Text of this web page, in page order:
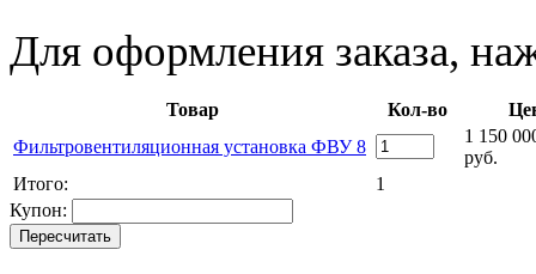
Для оформления заказа,
Товар Кол-во
Фильтровентиляционная установка ФВУ 8
1 150
руб.
Итого:
1
Купон: